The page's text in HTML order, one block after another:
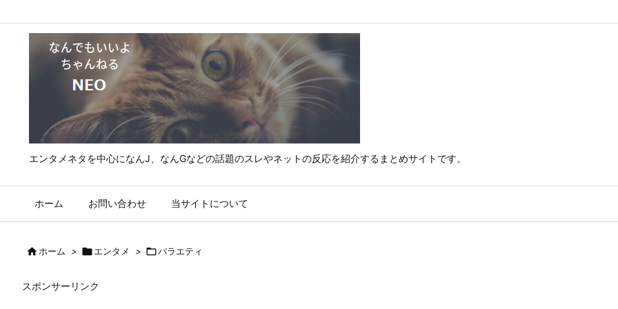
エンタメネタを中心になんJ、なんGなどの話題のスレやネットの反応を紹介するまとめサイトです。
ホーム お問い合わせ 当サイトについて
ホーム > エンタメ > バラエティ
スポンサーリンク